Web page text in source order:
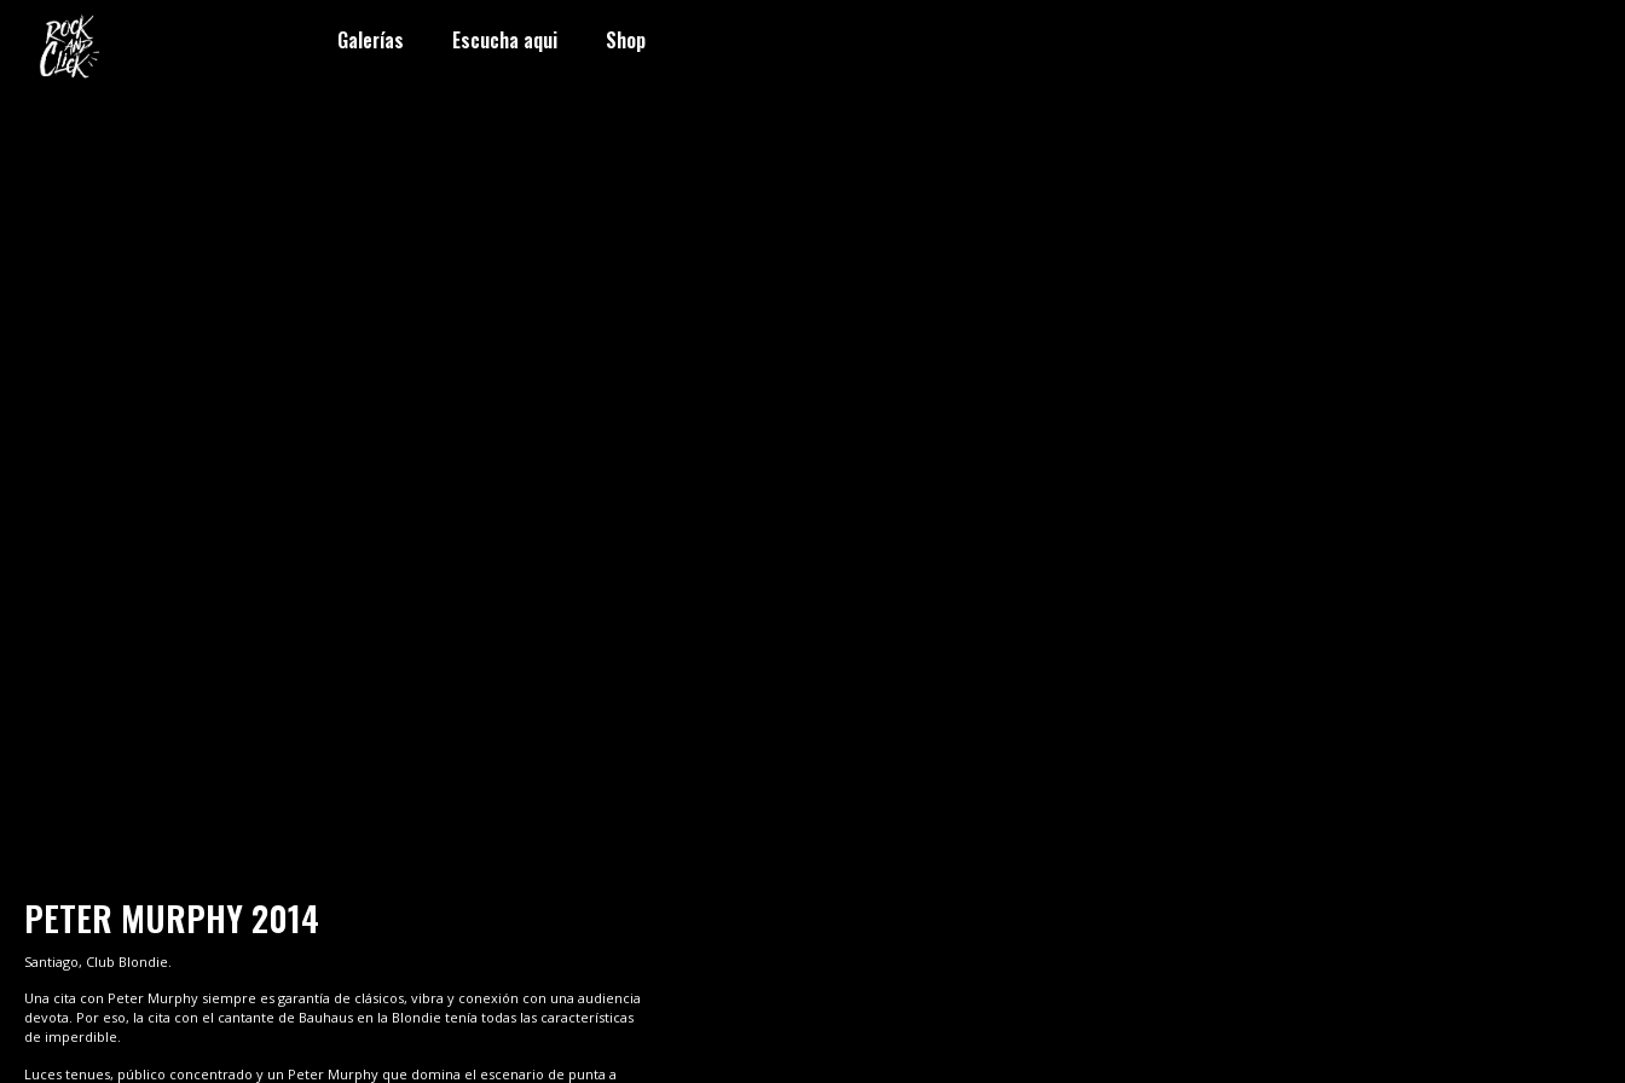
Galerías Escucha aqui Shop
PETER MURPHY 2014
Santiago, Club Blondie.
Una cita con Peter Murphy siempre es garantía de clásicos, vibra y conexión con una audiencia
devota. Por eso, la cita con el cantante de Bauhaus en la Blondie tenía todas las características
de imperdible.
Luces tenues, público concentrado y un Peter Murphy que domina el escenario de punta a